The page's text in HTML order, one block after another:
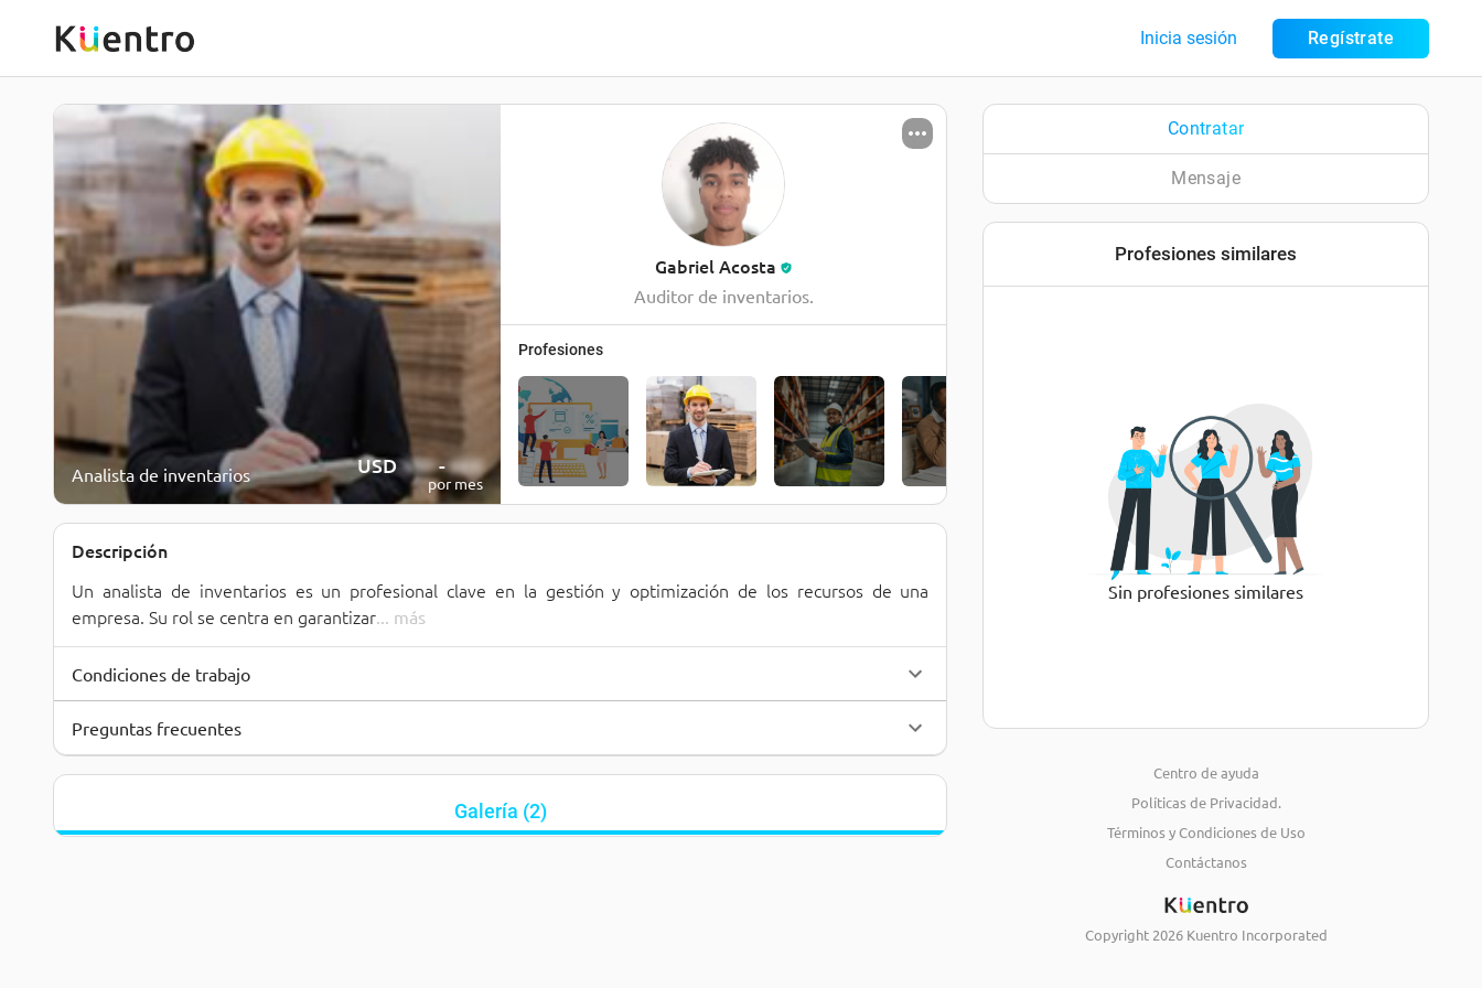
Inicia sesión Regístrate
Analista de inventarios USD600-800
por mes
Gabriel Acosta
Auditor de inventarios.
Profesiones
Descripción
Un analista de inventarios es un profesional clave en la gestión y optimización de los recursos de una
empresa. Su rol se centra en garantizar
más
Condiciones de trabajo
Preguntas frecuentes
Galería (2)
Contratar
Mensaje
Profesiones similares
Sin profesiones similares
Centro de ayuda
Políticas de Privacidad.
Términos y Condiciones de Uso
Contáctanos
Copyright 2026 Kuentro Incorporated